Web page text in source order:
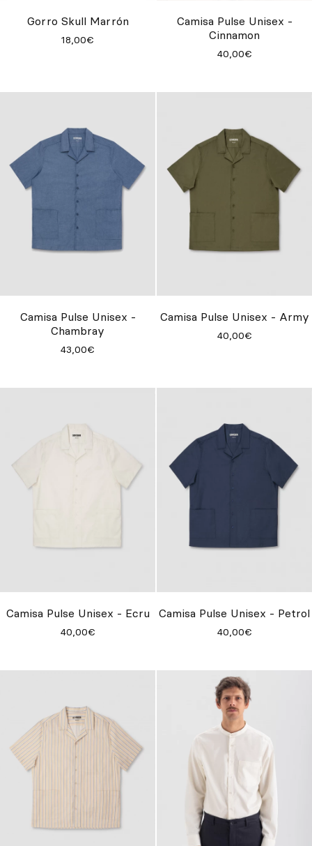
Inspírate
Gorro Skull Marrón
18,00€
Camisa Pulse Unisex -
Cinnamon
40,00€
Camisa Pulse Unisex -
Chambray
43,00€
Camisa Pulse Unisex - Army
40,00€
Camisa Pulse Unisex - Ecru
40,00€
Camisa Pulse Unisex - Petrol
40,00€